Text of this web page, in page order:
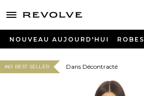
menu - shows more content
NOUVEAU AUJOURD'HUI ROBES
#61 BEST SELLER Dans Décontracté